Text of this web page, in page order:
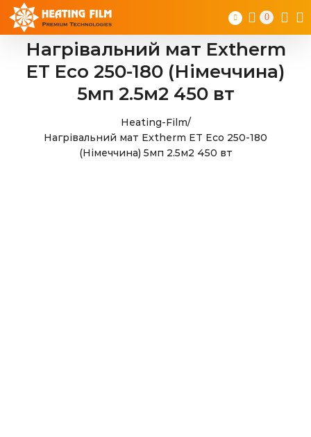
Skip
content
0
Нагрівальний мат Extherm
ET Eco 250-180 (Німеччина)
5мп 2.5м2 450 вт
Heating-Film/
Нагрівальний мат Extherm ET Eco 250-180
(Німеччина) 5мп 2.5м2 450 вт